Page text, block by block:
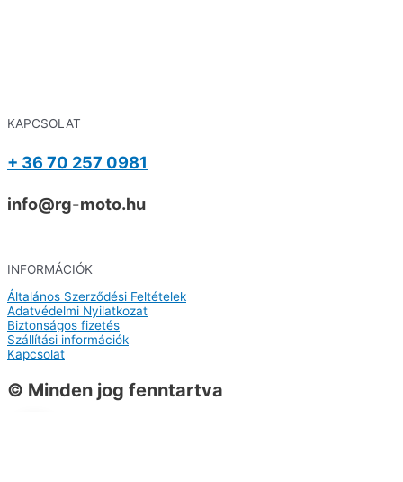
KAPCSOLAT
+ 36 70 257 0981
info@rg-moto.hu
INFORMÁCIÓK
Általános Szerződési Feltételek
Adatvédelmi Nyilatkozat
Biztonságos fizetés
Szállítási információk
Kapcsolat
© Minden jog fenntartva